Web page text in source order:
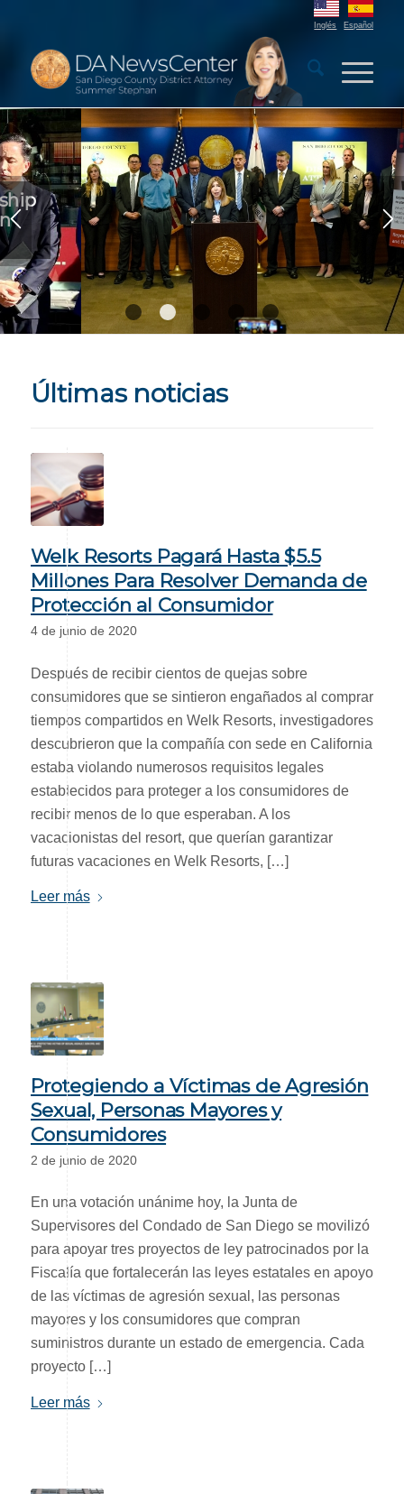
Inglés Español
Fiscalía Lanza Campaña de
Prevención de Estafas contra
Personas Mayores
2
Últimas noticias
Welk Resorts Pagará Hasta $5.5
Millones Para Resolver Demanda de
Protección al Consumidor
4 de junio de 2020
Después de recibir cientos de quejas sobre
consumidores que se sintieron engañados al comprar
tiempos compartidos en Welk Resorts, investigadores
descubrieron que la compañía con sede en California
estaba violando numerosos requisitos legales
establecidos para proteger a los consumidores de
recibir menos de lo que esperaban. A los
vacacionistas del resort, que querían garantizar
futuras vacaciones en Welk Resorts, […]
Leer más
Protegiendo a Víctimas de Agresión
Sexual, Personas Mayores y
Consumidores
2 de junio de 2020
En una votación unánime hoy, la Junta de
Supervisores del Condado de San Diego se movilizó
para apoyar tres proyectos de ley patrocinados por la
Fiscalía que fortalecerán las leyes estatales en apoyo
de las víctimas de agresión sexual, las personas
mayores y los consumidores que compran
suministros durante un estado de emergencia. Cada
proyecto […]
Leer más